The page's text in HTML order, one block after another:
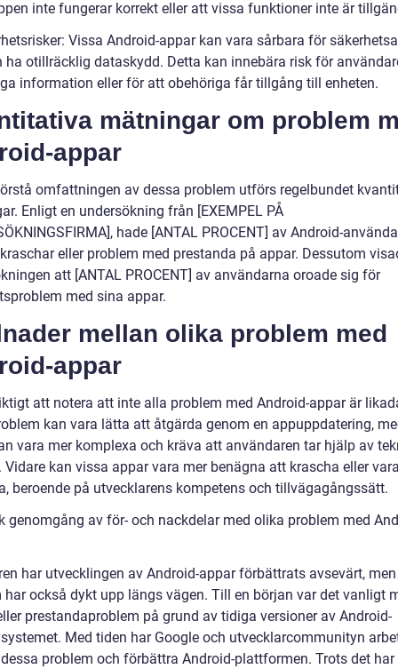
inte fungerar korrekt eller att vissa funktioner inte är
Vissa Android-appar kan vara sårbara för
ha otillräcklig dataskydd. Detta kan innebära risk för
information eller för att obehöriga får tillgång till enheten.
mätningar om problem
appar
omfattningen av dessa problem utförs regelbundet
Enligt en undersökning från [EXEMPEL PÅ
hade [ANTAL PROCENT] av Android-
eller problem med prestanda på appar. Dessutom
att [ANTAL PROCENT] av användarna oroade sig för
med sina appar.
mellan olika problem med
appar
att notera att inte alla problem med Android-appar är
kan vara lätta att åtgärda genom en appuppdatering,
vara mer komplexa och kräva att användaren tar hjälp av
Vidare kan vissa appar vara mer benägna att krascha eller
beroende på utvecklarens kompetens och tillvägagångssätt.
genomgång av för- och nackdelar med olika problem med
har utvecklingen av Android-appar förbättrats avsevärt, men
har också dykt upp längs vägen. Till en början var det vanligt
prestandaproblem på grund av tidiga versioner av Android-
Med tiden har Google och utvecklarcommunityn
problem och förbättra Android-plattformen. Trots det har